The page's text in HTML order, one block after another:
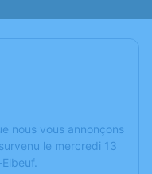
nous vous annonçons
le mercredi 13